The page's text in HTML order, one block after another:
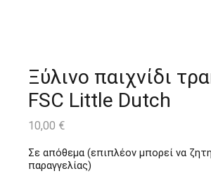
Ξύλινο παιχνίδι
FSC Little Dutch
10,00 €
Σε απόθεμα (επιπλέον μπορεί να
παραγγελίας)